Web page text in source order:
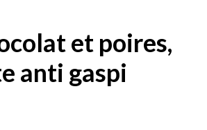
et poires,
anti gaspi